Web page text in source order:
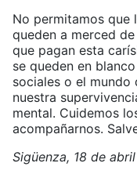
No permitamos que
queden a merced
que pagan esta
se queden en
sociales o el
nuestra
mental. Cuidemos
acompañarnos.
Sigüenza, 18 de